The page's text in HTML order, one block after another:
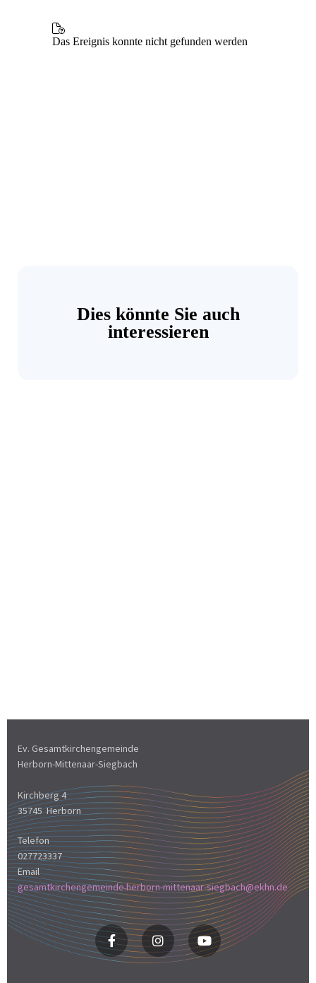
Dies könnte Sie auch
interessieren
Ev. Gesamtkirchengemeinde
Herborn-Mittenaar-Siegbach
Kirchberg 4
35745 Herborn
Telefon
027723337
Email
gesamtkirchengemeinde.herborn-mittenaar-siegbach@ekhn.de